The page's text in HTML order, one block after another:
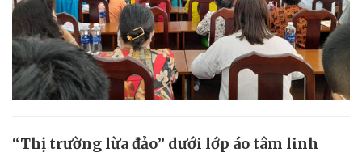
“Thị trường lừa đảo” dưới lớp áo tâm linh